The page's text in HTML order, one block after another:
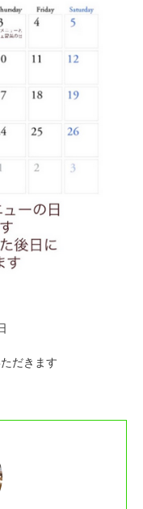
だきます